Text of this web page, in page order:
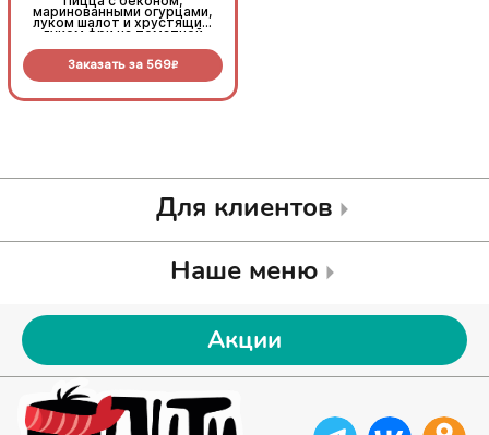
маринованными огурцами,
луком шалот и хрустящим
луком фри на томатной
Заказать за 569R
Для клиентов
Наше меню
Акции